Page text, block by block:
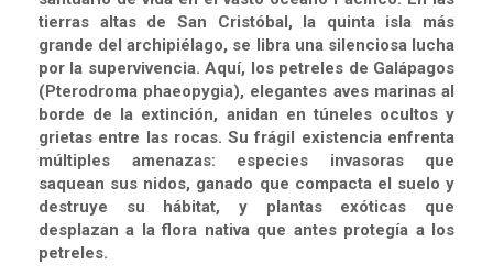
tierras altas de San Cristóbal, la quinta isla más
grande del archipiélago, se libra una silenciosa lucha
por la supervivencia. Aquí, los petreles de Galápagos
(Pterodroma phaeopygia), elegantes aves marinas al
borde de la extinción, anidan en túneles ocultos y
grietas entre las rocas. Su frágil existencia enfrenta
múltiples amenazas: especies invasoras que
saquean sus nidos, ganado que compacta el suelo y
destruye su hábitat, y plantas exóticas que
desplazan a la flora nativa que antes protegía a los
petreles.